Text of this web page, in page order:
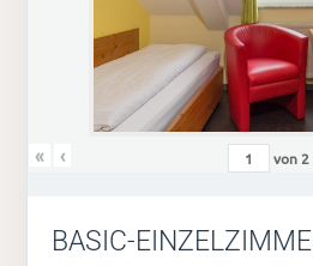
« ‹ von 2
BASIC-